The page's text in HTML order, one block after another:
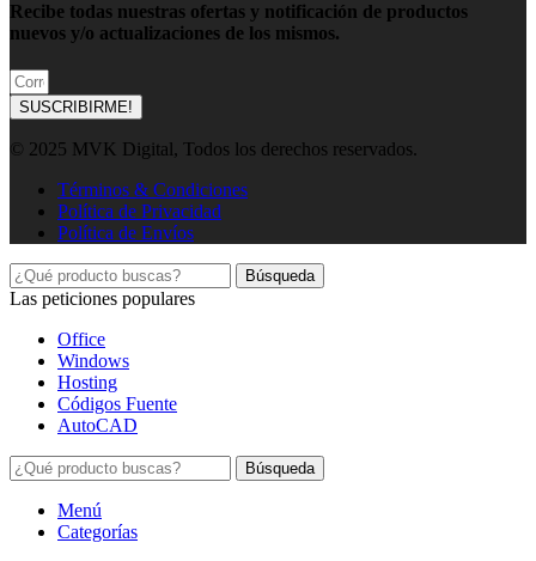
Recibe todas nuestras ofertas y notificación de productos
nuevos y/o actualizaciones de los mismos.
SUSCRIBIRME!
© 2025 MVK Digital, Todos los derechos reservados.
Términos & Condiciones
Política de Privacidad
Política de Envíos
Búsqueda
Las peticiones populares
Office
Windows
Hosting
Códigos Fuente
AutoCAD
Búsqueda
Menú
Categorías